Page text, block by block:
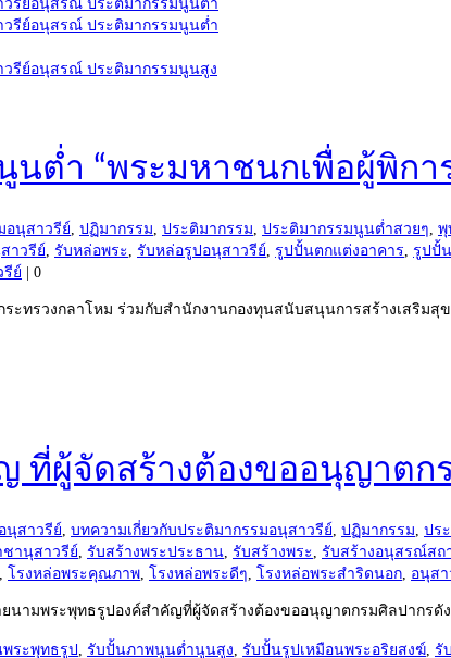
นต่ำ “พระมหาชนกเพื่อผู้พิกา
อนุสาวรีย์, ปฏิมากรรม, ประติมากรรม, ประติมากรรมนูนต่ำสวยๆ, พุ
าวรีย์, รับหล่อพระ, รับหล่อรูปอนุสาวรีย์, รูปปั้นตกแต่งอาคาร, รูปปั้
รีย์ 0
ะทรวงกลาโหม ร่วมกับสำนักงานกองทุนสนับสนุนการสร้างเสริมสุ
ที่ผู้จัดสร้างต้องขออนุญาตก
นุสาวรีย์, บทความเกี่ยวกับประติมากรรมอนุสาวรีย์, ปฏิมากรรม, ปร
ชานุสาวรีย์, รับสร้างพระประธาน, รับสร้างพระ, รับสร้างอนุสรณ์สถ
, โรงหล่อพระคุณภาพ, โรงหล่อพระดีๆ, โรงหล่อพระสำริดนอก, อนุส
ามพระพุทธรูปองค์สำคัญที่ผู้จัดสร้างต้องขออนุญาตกรมศิลปากรดั
ระพุทธรูป, รับปั้นภาพนูนต่ำนูนสูง, รับปั้นรูปเหมือนพระอริยสงฆ์, รั